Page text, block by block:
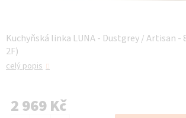
Kuchyňská linka LUNA - Dustgrey / Artisan -
2F)
celý popis
2 969 Kč